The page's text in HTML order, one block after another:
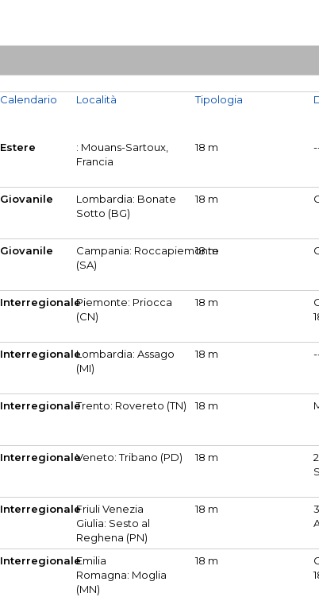
Calendario
Estere
Località
: Mouans-Sartoux,
Francia
Tipologia
18 m
Giovanile
Lombardia: Bonate
Sotto (BG)
18 m
Giovanile
Campania: Roccapiemonte
(SA)
18 m
InterregionalePiemonte: Priocca
(CN)
18 m
InterregionaleLombardia: Assago
(MI)
18 m
InterregionaleTrento: Rovereto (TN) 18 m
InterregionaleVeneto: Tribano (PD) 18 m
InterregionaleFriuli Venezia
Giulia: Sesto al
Reghena (PN)
18 m
InterregionaleEmilia
Romagna: Moglia
(MN)
18 m